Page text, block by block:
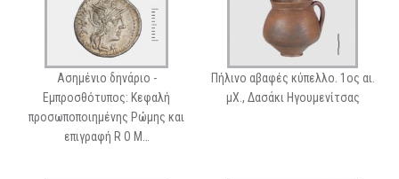
Ασημένιο δηνάριο -
Εμπροσθότυπος: Κεφαλή
προσωποποιημένης Ρώμης και
επιγραφή R O M…
Πήλινο αβαφές κύπελλο. 1ος αι.
μΧ., Δασάκι Ηγουμενίτσας